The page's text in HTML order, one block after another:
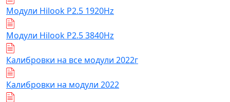
Модули Hilook P2.5 1920Hz
Модули Hilook P2.5 3840Hz
Калибровки на все модули 2022г
Калибровки на модули 2022